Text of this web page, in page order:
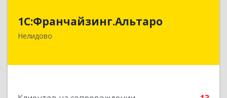
1С:Франчайзинг.Альтаро
Нелидово
172527, Тверская обл, Нелидово г, Матросова
Подробнее